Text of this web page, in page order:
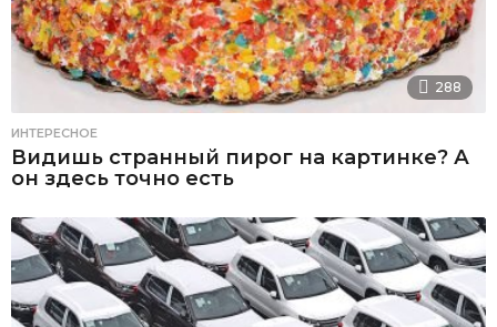
288
ИНТЕРЕСНОЕ
Видишь странный пирог на картинке? А
он здесь точно есть